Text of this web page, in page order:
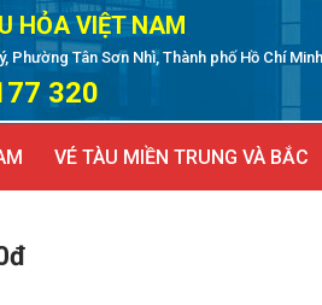
HỎA VIỆT NAM
Phường Tân Sơn Nhì, Thành phố Hồ Chí Minh
320
VÉ TÀU MIỀN TRUNG VÀ BẮC